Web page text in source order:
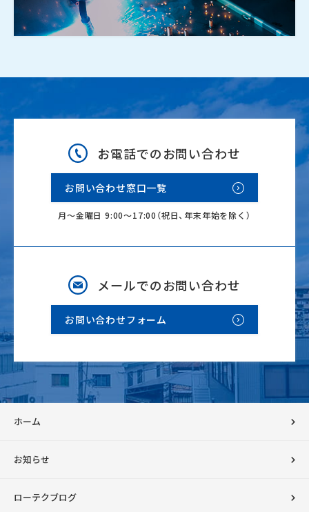
お電話でのお問い合わせ
お問い合わせ窓口一覧
月～金曜日 9:00～17:00（祝日、年末年始を除く）
メールでのお問い合わせ
お問い合わせフォーム
ホーム
お知らせ
ローテクブログ